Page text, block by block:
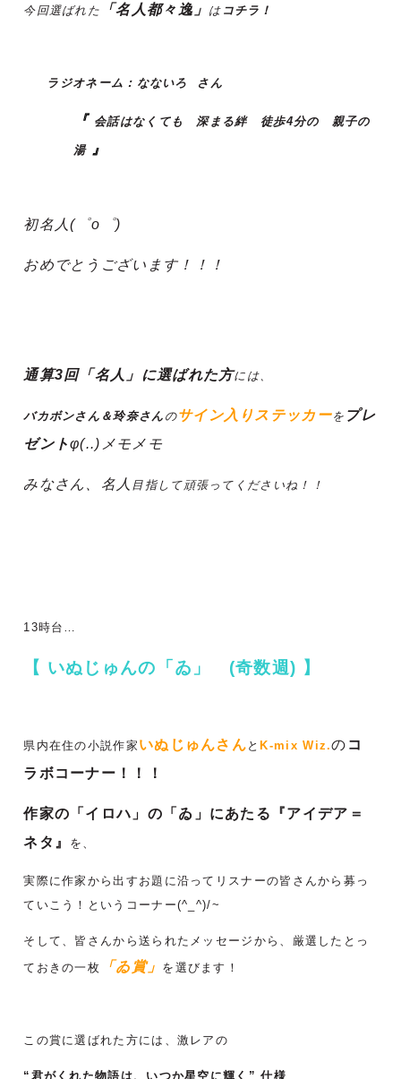
今回選ばれた 「名人都々逸」 は コチラ！
ラジオネーム： なないろ さん
『 会話はなくても 深まる絆 徒歩4分の 親子の
湯 』
初名人(゜o゜)
おめでとうございます！！！
通算3回「名人」に選ばれた方には、
バカボンさん＆玲奈さん のサイン入りステッカーを プレ
ゼントφ(..)メモメモ
みなさん、名人 目指して頑張ってくださいね！！
13時台…
【 いぬじゅんの「ゐ」 (奇数週) 】
県内在住の小説作家 いぬじゅんさん と K-mix Wiz.の コ
ラボコーナー！！！
作家の「イロハ」の「ゐ」にあたる『アイデア＝
ネタ』
を、
実際に作家から出すお題に沿ってリスナーの皆さんから募っ
ていこう！というコーナー(^_^)/~
そして、皆さんから送られたメッセージから、厳選したとっ
ておきの一枚
「ゐ賞」 を選びます！
この賞に選ばれた方には、激レアの
“君がくれた物語は、いつか星空に輝く” 仕様